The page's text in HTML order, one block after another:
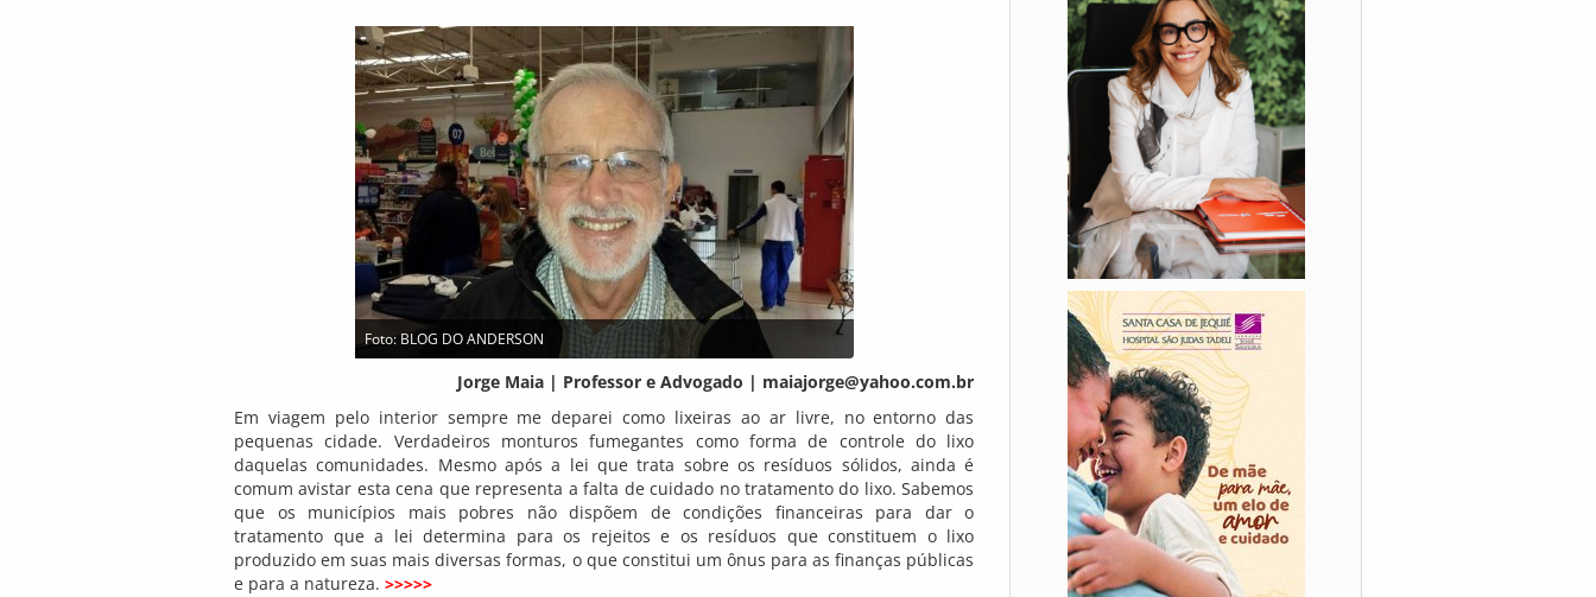
Foto: BLOG DO ANDERSON
Jorge Maia | Professor e Advogado | maiajorge@yahoo.com.br
Em viagem pelo interior sempre me deparei como lixeiras ao ar livre, no entorno das
pequenas cidade. Verdadeiros monturos fumegantes como forma de controle do lixo
daquelas comunidades. Mesmo após a lei que trata sobre os resíduos sólidos, ainda é
comum avistar esta cena que representa a falta de cuidado no tratamento do lixo. Sabemos
que os municípios mais pobres não dispõem de condições financeiras para dar o
tratamento que a lei determina para os rejeitos e os resíduos que constituem o lixo
produzido em suas mais diversas formas, o que constitui um ônus para as finanças públicas
e para a natureza. >>>>>